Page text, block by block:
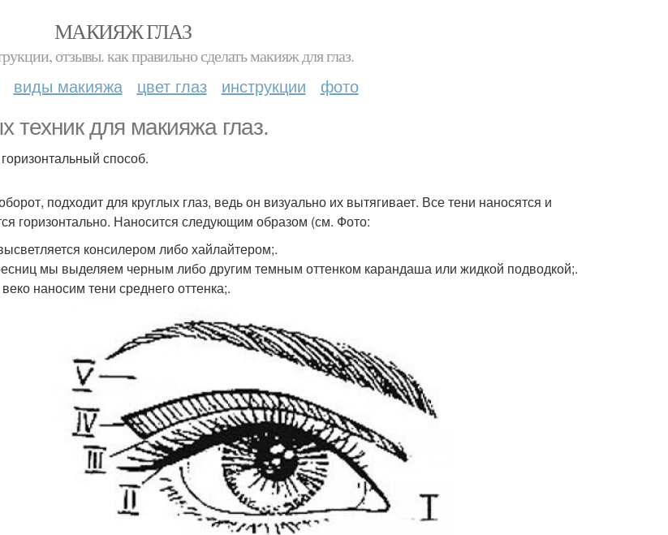
МАКИЯЖ ГЛАЗ
отзывы. как правильно сделать макияж для глаз.
виды макияжа цвет глаз инструкции фото
техник для макияжа глаз.
способ.
подходит для круглых глаз, ведь он визуально их вытягивает. Все тени наносятся и
горизонтально. Наносится следующим образом (см. Фото:
консилером либо хайлайтером;.
мы выделяем черным либо другим темным оттенком карандаша или жидкой подводкой;.
наносим тени среднего оттенка;.